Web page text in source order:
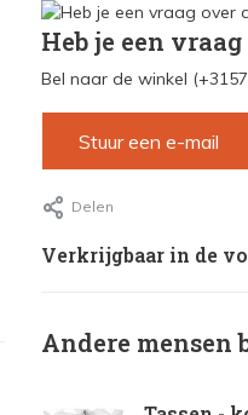
Heb je een
Bel naar de winkel
Stuur een e-mail
Delen
Verkrijgbaar in de
Andere mensen